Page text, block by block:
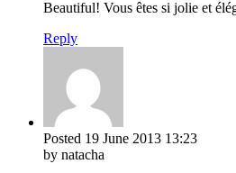
Beautiful! Vous êtes si jolie et
Reply
Posted 19 June 2013 13:23
by natacha